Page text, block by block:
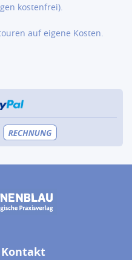
kostenfrei).
auf eigene Kosten.
Kontakt